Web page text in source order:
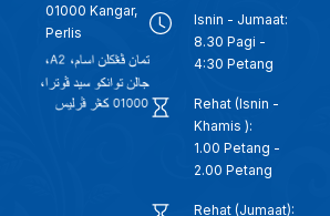
01000 Kangar,
Perlis
Isnin - Jumaat:
8.30 Pagi -
4:30 Petang
Rehat (Isnin -
Khamis ):
1.00 Petang -
2.00 Petang
Rehat (Jumaat):